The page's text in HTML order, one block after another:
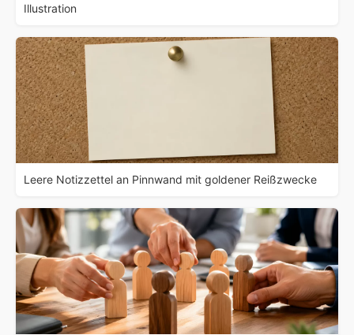
Illustration
Leere Notizzettel an Pinnwand mit goldener Reißzwecke